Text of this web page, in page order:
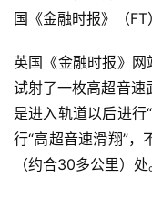
国《金融时报》（FT
英国《金融时报》
试射了一枚高超音速
是进入轨道以后进行
行“高超音速滑翔”
（约合30多公里）处